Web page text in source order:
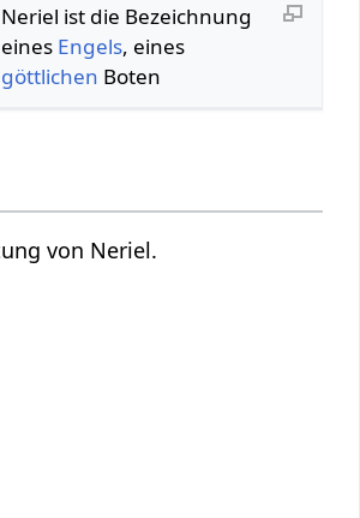
Neriel ist die Bezeichnung
eines Engels, eines
göttlichen Boten
von Neriel.